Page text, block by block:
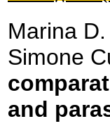
Marina
Simone
and